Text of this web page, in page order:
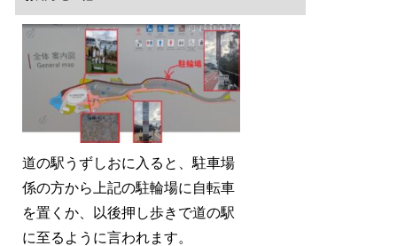
道の駅うずしおに入ると、駐車場
係の方から上記の駐輪場に自転車
を置くか、以後押し歩きで道の駅
に至るように言われます。